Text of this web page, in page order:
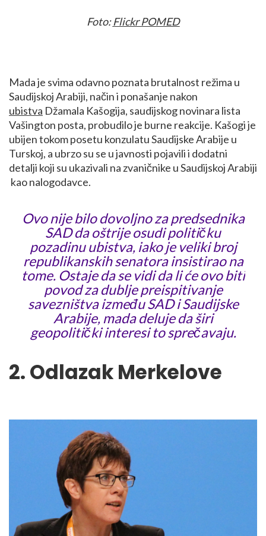
Foto:Flickr POMED
Mada je svima odavno poznata brutalnost režima u
Saudijskoj Arabiji, način i ponašanje nakon
ubistva Džamala Kašogija, saudijskog novinara lista
Vašington posta, probudilo je burne reakcije. Kašogi je
ubijen tokom posetu konzulatu Saudijske Arabije u
Turskoj, a ubrzo su se u javnosti pojavili i dodatni
detalji koji su ukazivali na zvaničnike u Saudijskoj Arabiji
kao nalogodavce.
Ovo nije bilo dovoljno za predsednika
SAD da oštrije osudi političku
pozadinu ubistva, iako je veliki broj
republikanskih senatora insistirao na
tome. Ostaje da se vidi da li će ovo biti
povod za dublje preispitivanje
savezništva između SAD i Saudijske
Arabije, mada deluje da širi
geopolitički interesi to sprečavaju.
2. Odlazak Merkelove